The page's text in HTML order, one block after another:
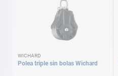
WICHARD
Polea triple sin bolas Wichard